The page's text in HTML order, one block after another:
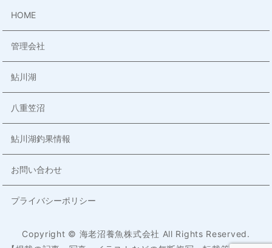
HOME
管理会社
鮎川湖
八重笠沼
鮎川湖釣果情報
お問い合わせ
プライバシーポリシー
Copyright © 海老沼養魚株式会社 All Rights Reserved.